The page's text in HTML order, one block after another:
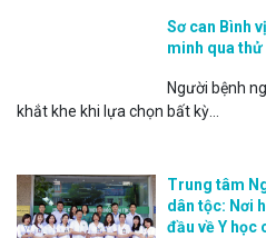
Sơ can Bình
minh qua
Người bệnh
khắt khe khi lựa chọn bất kỳ...
Trung tâm
dân tộc: Nơi
đầu về Y học